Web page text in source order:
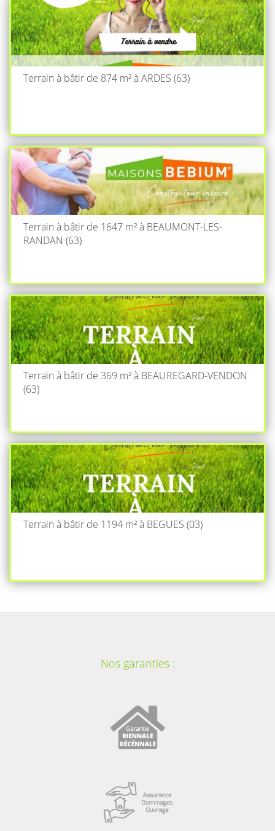
Terrain à bâtir de 874 m² à ARDES (63)
Terrain à bâtir de 1647 m² à BEAUMONT-LES-
RANDAN (63)
Terrain à bâtir de 369 m² à BEAUREGARD-VENDON
(63)
Terrain à bâtir de 1194 m² à BEGUES (03)
Nos garanties :